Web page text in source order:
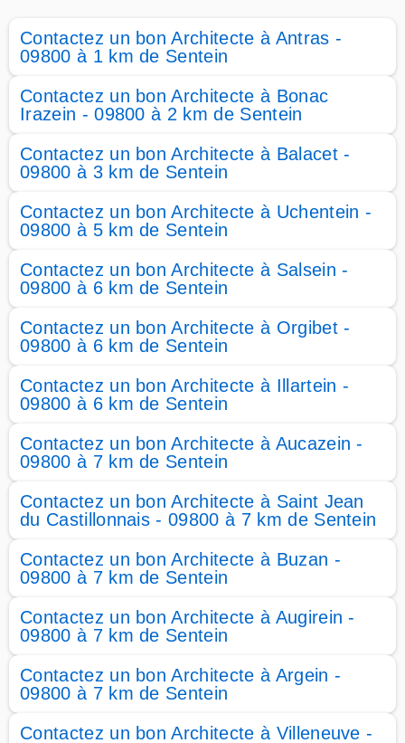
Contactez un bon Architecte à Antras -
09800 à 1 km de Sentein
Contactez un bon Architecte à Bonac
Irazein - 09800 à 2 km de Sentein
Contactez un bon Architecte à Balacet -
09800 à 3 km de Sentein
Contactez un bon Architecte à Uchentein -
09800 à 5 km de Sentein
Contactez un bon Architecte à Salsein -
09800 à 6 km de Sentein
Contactez un bon Architecte à Orgibet -
09800 à 6 km de Sentein
Contactez un bon Architecte à Illartein -
09800 à 6 km de Sentein
Contactez un bon Architecte à Aucazein -
09800 à 7 km de Sentein
Contactez un bon Architecte à Saint Jean
du Castillonnais - 09800 à 7 km de Sentein
Contactez un bon Architecte à Buzan -
09800 à 7 km de Sentein
Contactez un bon Architecte à Augirein -
09800 à 7 km de Sentein
Contactez un bon Architecte à Argein -
09800 à 7 km de Sentein
Contactez un bon Architecte à Villeneuve -